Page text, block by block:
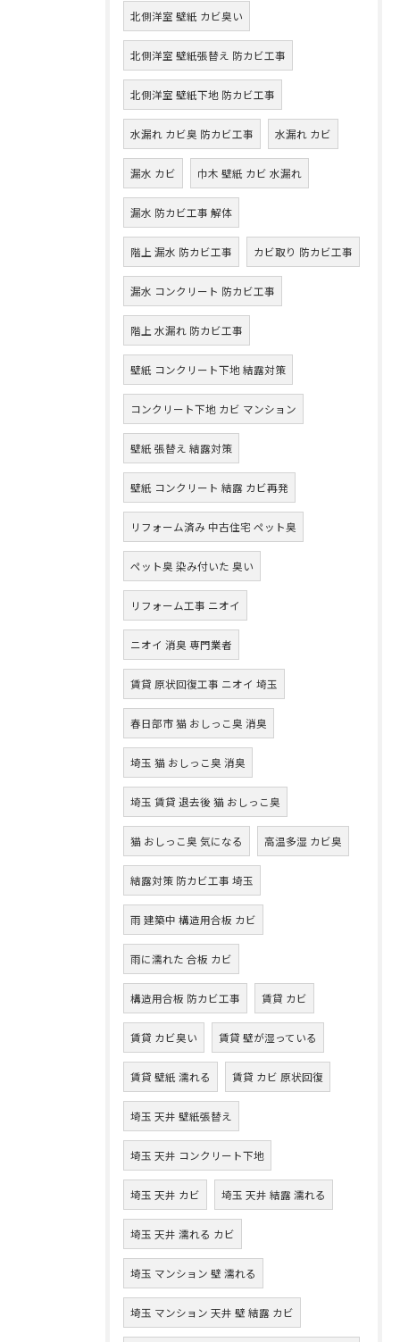
北側洋室 壁紙 カビ臭い
北側洋室 壁紙張替え 防カビ工事
北側洋室 壁紙下地 防カビ工事
水漏れ カビ臭 防カビ工事 水漏れ カビ
漏水 カビ 巾木 壁紙 カビ 水漏れ
漏水 防カビ工事 解体
階上 漏水 防カビ工事 カビ取り 防カビ工事
漏水 コンクリート 防カビ工事
階上 水漏れ 防カビ工事
壁紙 コンクリート下地 結露対策
コンクリート下地 カビ マンション
壁紙 張替え 結露対策
壁紙 コンクリート 結露 カビ再発
リフォーム済み 中古住宅 ペット臭
ペット臭 染み付いた 臭い
リフォーム工事 ニオイ
ニオイ 消臭 専門業者
賃貸 原状回復工事 ニオイ 埼玉
春日部市 猫 おしっこ臭 消臭
埼玉 猫 おしっこ臭 消臭
埼玉 賃貸 退去後 猫 おしっこ臭
猫 おしっこ臭 気になる 高温多湿 カビ臭
結露対策 防カビ工事 埼玉
雨 建築中 構造用合板 カビ
雨に濡れた 合板 カビ
構造用合板 防カビ工事 賃貸 カビ
賃貸 カビ臭い 賃貸 壁が湿っている
賃貸 壁紙 濡れる 賃貸 カビ 原状回復
埼玉 天井 壁紙張替え
埼玉 天井 コンクリート下地
埼玉 天井 カビ 埼玉 天井 結露 濡れる
埼玉 天井 濡れる カビ
埼玉 マンション 壁 濡れる
埼玉 マンション 天井 壁 結露 カビ